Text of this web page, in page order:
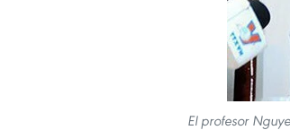
El profesor